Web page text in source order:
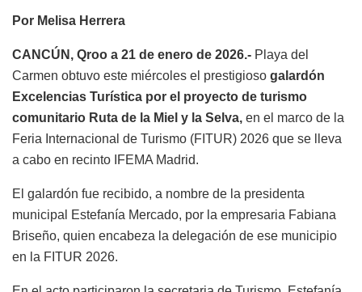
Por Melisa Herrera
CANCÚN, Qroo a 21 de enero de 2026.- Playa del
Carmen obtuvo este miércoles el prestigioso galardón
Excelencias Turística por el proyecto de turismo
comunitario Ruta de la Miel y la Selva, en el marco de la
Feria Internacional de Turismo (FITUR) 2026 que se lleva
a cabo en recinto IFEMA Madrid.
El galardón fue recibido, a nombre de la presidenta
municipal Estefanía Mercado, por la empresaria Fabiana
Briseño, quien encabeza la delegación de ese municipio
en la FITUR 2026.